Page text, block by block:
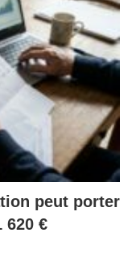
peut porter
620 €